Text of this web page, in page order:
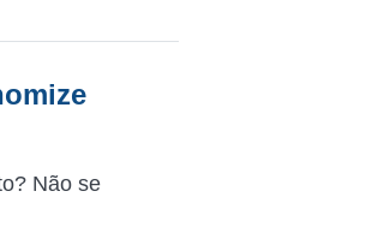
Não se